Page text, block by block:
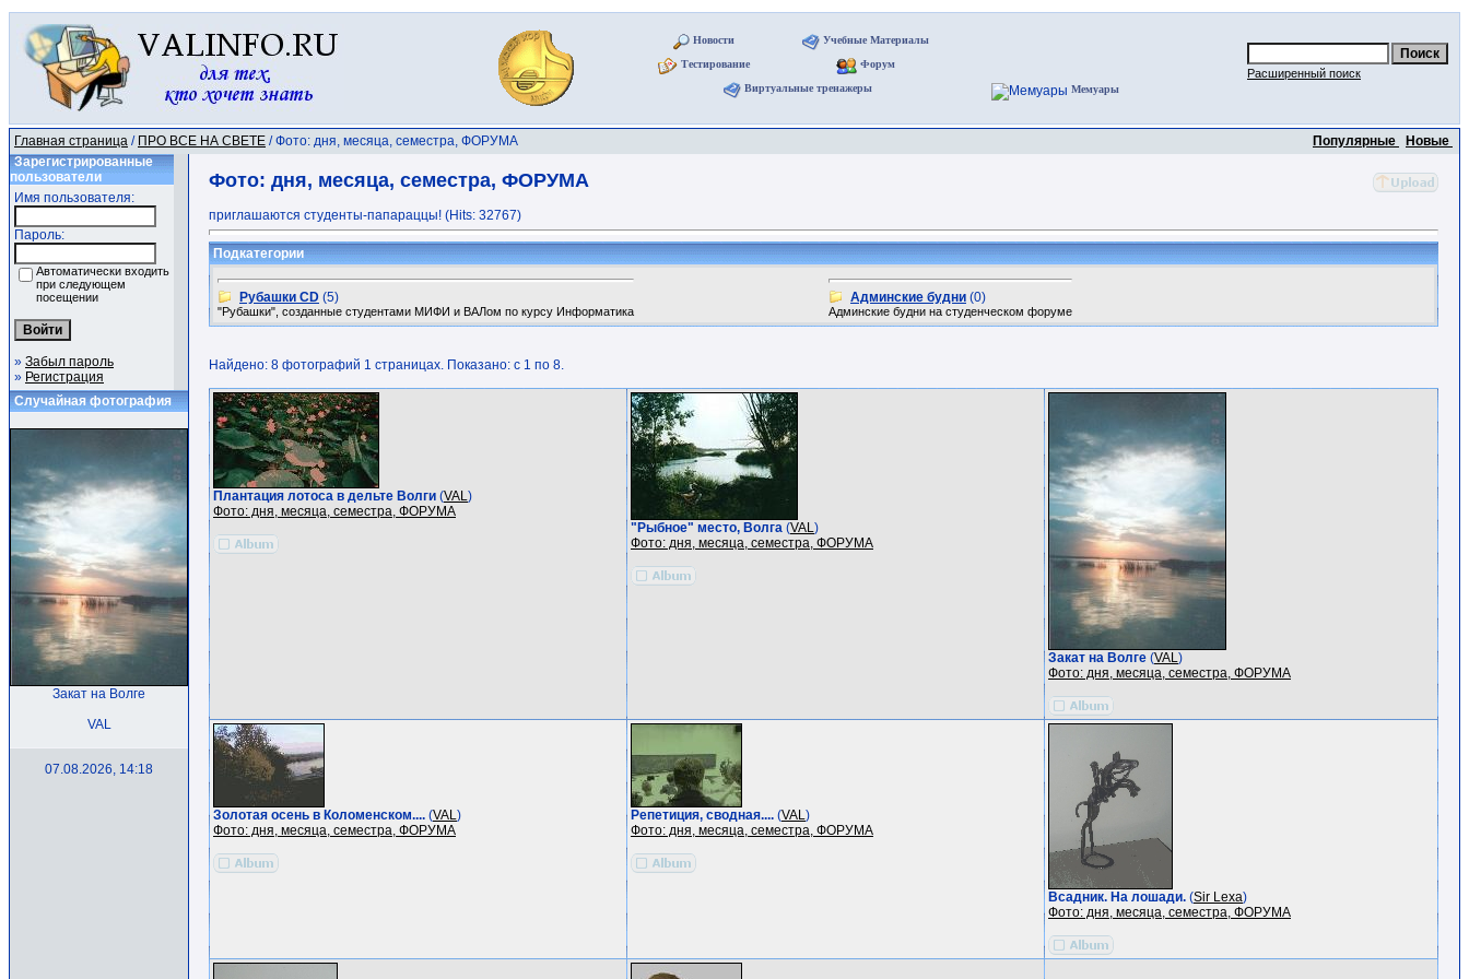
Новости
Учебные Материалы
Тестирование
Форум
Виртуальные тренажеры
Мемуары
Расширенный поиск
Главная страница / ПРО ВСЕ НА СВЕТЕ / Фото: дня, месяца, семестра, ФОРУМА Популярные
Новые
Зарегистрированные
пользователи
Имя пользователя:
Пароль:
Автоматически входить
при следующем
посещении
» Забыл пароль
» Регистрация
Случайная фотография
Закат на Волге
VAL
07.08.2026, 14:18
Фото: дня, месяца, семестра, ФОРУМА
приглашаются студенты-папараццы! (Hits: 32767)
Подкатегории
Рубашки CD (5)
"Рубашки", созданные студентами МИФИ и ВАЛом по курсу Информатика
Админские будни (0)
Админские будни на студенческом форуме
Найдено: 8 фотографий 1 страницах. Показано: с 1 по 8.
Плантация лотоса в дельте Волги (VAL)
Фото: дня, месяца, семестра, ФОРУМА
"Рыбное" место, Волга (VAL)
Фото: дня, месяца, семестра, ФОРУМА
Закат на Волге (VAL)
Фото: дня, месяца, семестра, ФОРУМА
Золотая осень в Коломенском.... (VAL)
Фото: дня, месяца, семестра, ФОРУМА
Репетиция, сводная.... (VAL)
Фото: дня, месяца, семестра, ФОРУМА
Всадник. На лошади. (Sir Lexa)
Фото: дня, месяца, семестра, ФОРУМА